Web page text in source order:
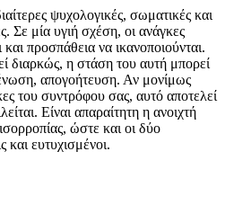
ψυχολογικές, σωματικές και
Σε μία υγιή σχέση, οι ανάγκες
προσπάθεια να ικανοποιούνται.
διαρκώς, η στάση του αυτή μπορεί
απογοήτευση. Αν μονίμως
του συντρόφου σας, αυτό αποτελεί
Είναι απαραίτητη η ανοιχτή
ώστε και οι δύο
και ευτυχισμένοι.